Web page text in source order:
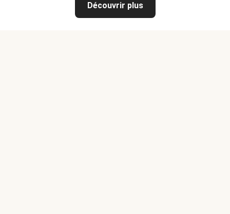
Découvrir plus